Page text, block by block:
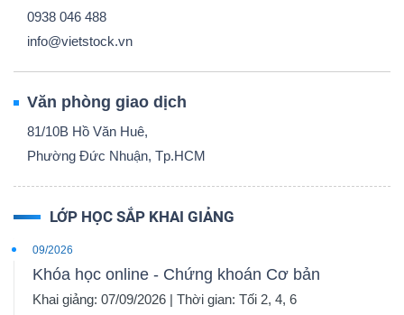
0938 046 488
info@vietstock.vn
Văn phòng giao dịch
81/10B Hồ Văn Huê,
Phường Đức Nhuận, Tp.HCM
LỚP HỌC SẮP KHAI GIẢNG
09/2026
Khóa học online - Chứng khoán Cơ bản
Khai giảng: 07/09/2026 | Thời gian: Tối 2, 4, 6